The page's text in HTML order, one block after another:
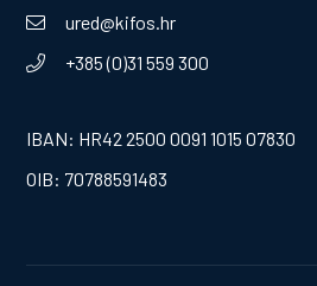
ured@kifos.hr
+385 (0)31 559 300
IBAN: HR42 2500 0091 1015 07830
OIB: 70788591483